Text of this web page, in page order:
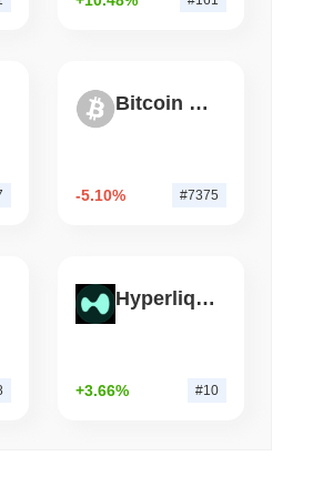
Está Drenando
Bitcoin Silver
-5.10% #7375
Hyperliquid
+3.66% #10